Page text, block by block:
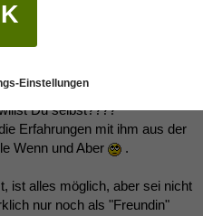
Du selbst????
Erfahrungen mit ihm aus der
Wenn und Aber
.
ist alles möglich, aber sei nicht
nur noch als "Freundin"
Einstellungen